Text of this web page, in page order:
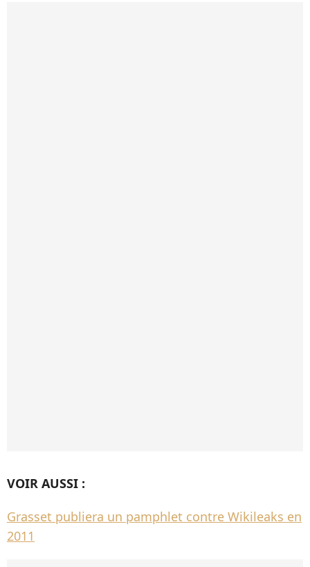
VOIR AUSSI :
Grasset publiera un pamphlet contre Wikileaks en
2011